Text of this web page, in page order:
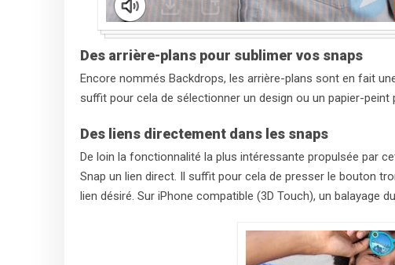
Des arrière-plans pour sublimer vos snaps
Encore nommés Backdrops, les arrière-plans sont en fait
suffit pour cela de sélectionner un design ou un papier-peint
Des liens directement dans les snaps
De loin la fonctionnalité la plus intéressante propulsée par
Snap un lien direct. Il suffit pour cela de presser le bouton
lien désiré. Sur iPhone compatible (3D Touch), un balayage